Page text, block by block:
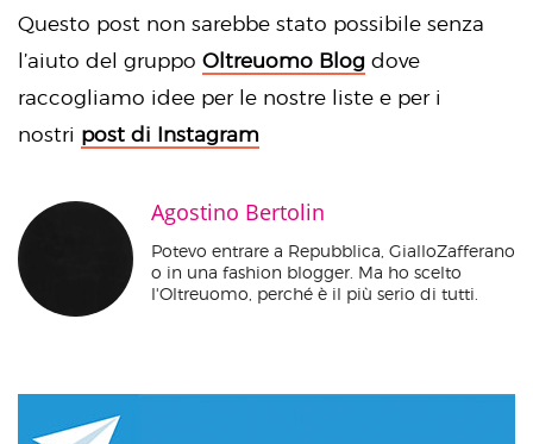
Questo post non sarebbe stato possibile senza
l’aiuto del gruppo Oltreuomo Blog dove
raccogliamo idee per le nostre liste e per i
nostri post di Instagram
Agostino Bertolin
Potevo entrare a Repubblica, GialloZafferano
o in una fashion blogger. Ma ho scelto
l'Oltreuomo, perché è il più serio di tutti.